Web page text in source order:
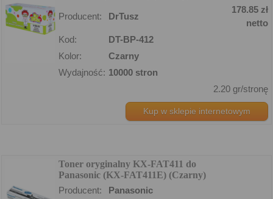
Producent: DrTusz
178.85 zł
netto
Kod:
DT-BP-412
Kolor:
Czarny
Wydajność: 10000 stron
2.20 gr/stronę
Kup w sklepie internetowym
Toner oryginalny KX-FAT411 do
Panasonic (KX-FAT411E) (Czarny)
Producent:
Panasonic